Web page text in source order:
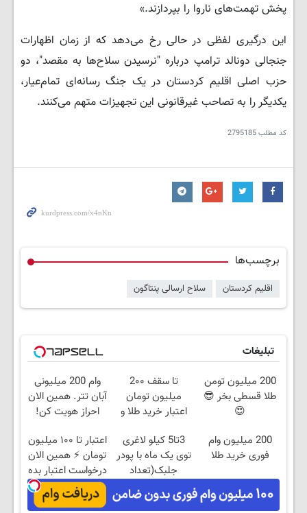
پخش تهمت‌های ناروا را بپردازند.»
این درگیری لفظی در حالی رخ می‌دهد که از زمان اظهارات
جنجالی دونالد ترامپ درباره "نرسیدن سلاح‌ها به مقصد"، دو
حزب اصلی اقلیم کردستان در یک جنگ رسانه‌ای تمام‌عیار،
یکدیگر را به تصاحب غیرقانونی این تجهیزات متهم می‌کنند.
کد مطلب2795185
برچسب‌ها
اقلیم کردستان سلاح ارسالی پنتاگون
تبلیغات
200 میلیون تومن
طلا قسطی بخر 😎
😍
تا سقف 2۰۰
میلیون تومان
اعتبار خرید طلا و
وام 200 میلیونی
آبان تتر. همین الان
احراز هویت کن!
200 میلیون وام
فوری خرید طلا
3تا5 کیلو لاغری
توی یک ماه با پودر
جلبک(تعداد
محدود)
اعتبار تا ۱۰۰ میلیون
تومان ⚡ همین الان
درخواست اعتبار بده
✅